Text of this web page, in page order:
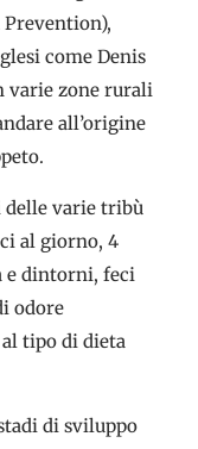
Prevention),
come Denis
varie zone rurali
all’origine
varie tribù
al giorno, 4
e dintorni, feci
odore
tipo di dieta
di sviluppo